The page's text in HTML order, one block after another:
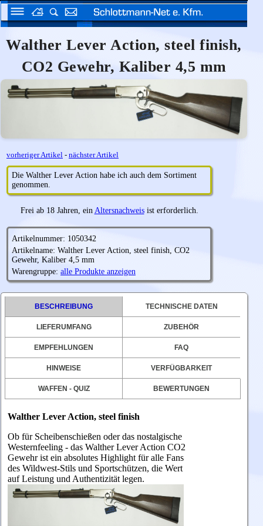
Walther Lever Action, steel finish,
CO2 Gewehr, Kaliber 4,5 mm
vorheriger Artikel - nächster Artikel
Die Walther Lever Action habe ich auch dem Sortiment
genommen.
Frei ab 18 Jahren, ein Altersnachweisist erforderlich.
Artikelnummer: 1050342
Artikelname: Walther Lever Action, steel finish, CO2
Gewehr, Kaliber 4,5 mm
Warengruppe: alle Produkte anzeigen
BESCHREIBUNG TECHNISCHE DATEN
LIEFERUMFANG ZUBEHÖR
EMPFEHLUNGEN FAQ
HINWEISE VERFÜGBARKEIT
WAFFEN - QUIZ BEWERTUNGEN
Walther Lever Action, steel finish
Ob für Scheibenschießen oder das nostalgische
Westernfeeling - das Walther Lever Action CO2
Gewehr ist ein absolutes Highlight für alle Fans
des Wildwest-Stils und Sportschützen, die Wert
auf Leistung und Authentizität legen.